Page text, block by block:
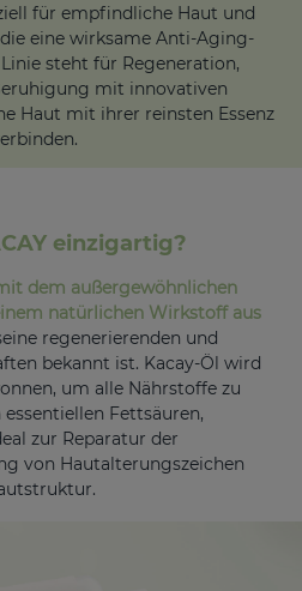
für empfindliche Haut und
eine wirksame Anti-Aging-
steht für Regeneration,
mit innovativen
Haut mit ihrer reinsten Essenz
einzigartig?
dem außergewöhnlichen
natürlichen Wirkstoff aus
regenerierenden und
bekannt ist. Kacay-Öl wird
um alle Nährstoffe zu
Fettsäuren,
zur Reparatur der
von Hautalterungszeichen